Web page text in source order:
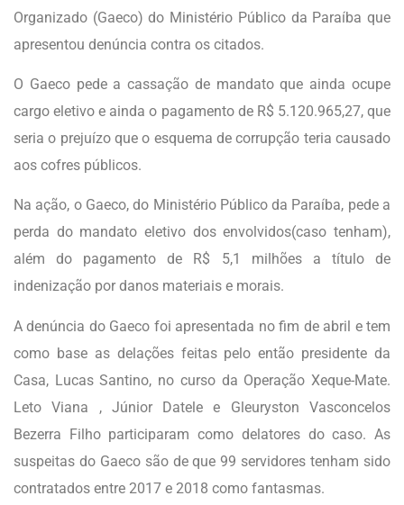
Organizado (Gaeco) do Ministério Público da Paraíba que
apresentou denúncia contra os citados.
O Gaeco pede a cassação de mandato que ainda ocupe
cargo eletivo e ainda o pagamento de R$ 5.120.965,27, que
seria o prejuízo que o esquema de corrupção teria causado
aos cofres públicos.
Na ação, o Gaeco, do Ministério Público da Paraíba, pede a
perda do mandato eletivo dos envolvidos(caso tenham),
além do pagamento de R$ 5,1 milhões a título de
indenização por danos materiais e morais.
A denúncia do Gaeco foi apresentada no fim de abril e tem
como base as delações feitas pelo então presidente da
Casa, Lucas Santino, no curso da Operação Xeque-Mate.
Leto Viana , Júnior Datele e Gleuryston Vasconcelos
Bezerra Filho participaram como delatores do caso. As
suspeitas do Gaeco são de que 99 servidores tenham sido
contratados entre 2017 e 2018 como fantasmas.